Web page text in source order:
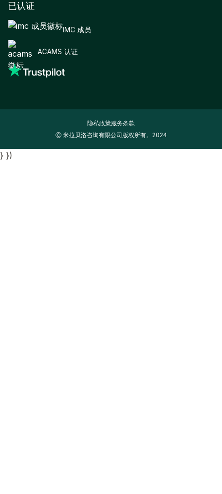
已认证
IMC 成员
ACAMS 认证
隐私政策服务条款
Ⓒ 米拉贝洛咨询有限公司版权所有。2024
} })